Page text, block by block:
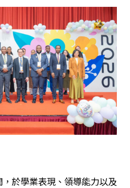
於學業表現、領導能力以及